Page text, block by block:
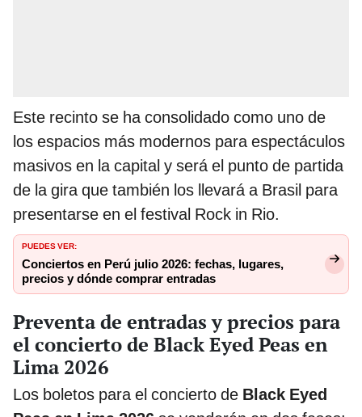
Este recinto se ha consolidado como uno de
los espacios más modernos para espectáculos
masivos en la capital y será el punto de partida
de la gira que también los llevará a Brasil para
presentarse en el festival Rock in Rio.
PUEDES VER:
Conciertos en Perú julio 2026: fechas, lugares,
precios y dónde comprar entradas
Preventa de entradas y precios para
el concierto de Black Eyed Peas en
Lima 2026
Los boletos para el concierto de Black Eyed